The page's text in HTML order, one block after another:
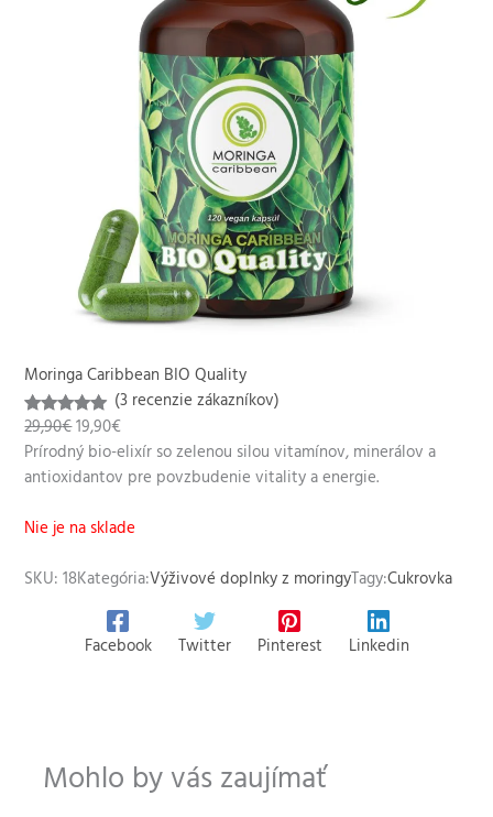
Moringa Caribbean BIO Quality
Hodnotenie
5.00z 5
na základe
3
ch recenzií
(3 recenzie zákazníkov)
29,90€P
ô
v
d
á
a
19,90€
k
t
á
n
a
c
e
:
Prírodný bio-elixír so zelenou silou vitamínov, minerálov a
antioxidantov pre povzbudenie vitality a energie.
Nie je na sklade
SKU: 18Kategória:Výživové doplnky z moringyTagy:Cukrovka
Facebook Twitter Pinterest Linkedin
Mohlo by vás zaujímať